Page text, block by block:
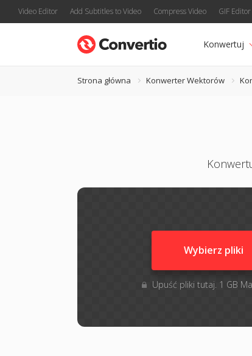
Video Editor Add Subtitles to Video Compress Video GIF Editor
Konwertuj
Strona główna Konwerter Wektorów
Wybierz pliki
Upuść pliki tutaj. 1 GB